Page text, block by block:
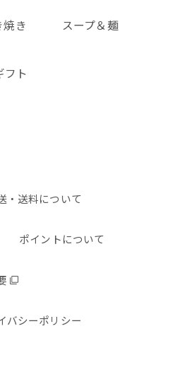
き スープ＆麺
フト
・送料について
ポイントについて
バシーポリシー